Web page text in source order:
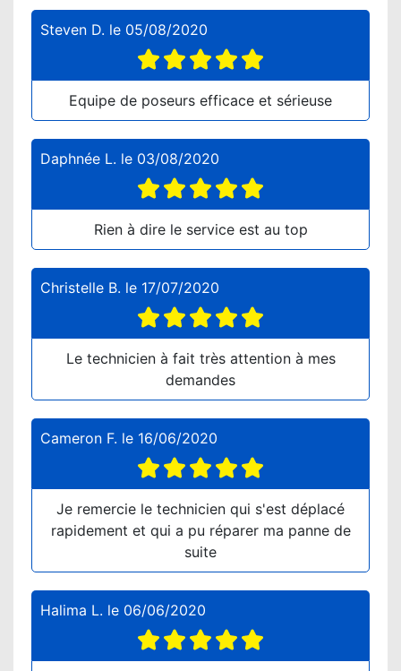
Steven D. le 05/08/2020
Equipe de poseurs efficace et sérieuse
Daphnée L. le 03/08/2020
Rien à dire le service est au top
Christelle B. le 17/07/2020
Le technicien à fait très attention à mes
demandes
Cameron F. le 16/06/2020
Je remercie le technicien qui s'est déplacé
rapidement et qui a pu réparer ma panne de
suite
Halima L. le 06/06/2020